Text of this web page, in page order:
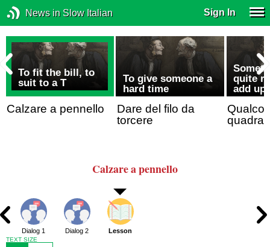
News in Slow Italian Sign In
To fit the bill, to
suit to a T
Calzare a pennello
To give someone a
hard time
Dare del filo da
torcere
quite
add up
quadra
Calzare a pennello
Dialog 1 Dialog 2 Lesson
TEXT SIZE